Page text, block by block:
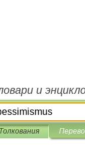
и
Толкования